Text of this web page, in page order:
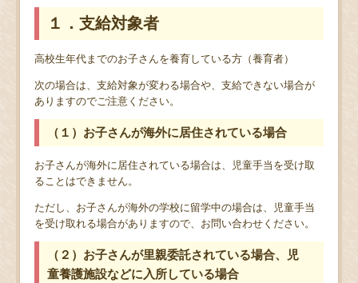
１．支給対象者
高校生年代までのお子さんを養育している方（養育者）
次の場合は、支給対象が変わる場合や、支給できない場合が
ありますのでご注意ください。
（１）お子さんが海外に居住されている場合
お子さんが海外に居住されている場合は、児童手当を受け取
ることはできません。
ただし、お子さんが海外の学校に留学中の場合は、児童手当
を受け取れる場合がありますので、お問い合わせください。
（２）お子さんが里親委託されている場合、児
童養護施設などに入所している場合